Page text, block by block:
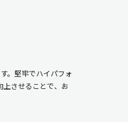
。堅牢でハイパフォ
上させることで、お